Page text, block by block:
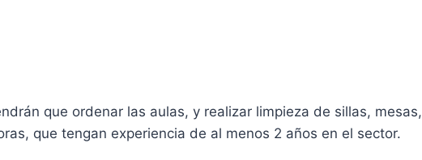
que ordenar las aulas, y realizar limpieza de sillas,
que tengan experiencia de al menos 2 años en el sector.